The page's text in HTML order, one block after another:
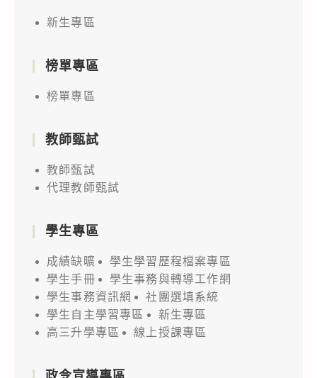
新生專區
榜單專區
榜單專區
教師甄試
教師甄試
代理教師甄試
學生專區
成績缺曠
學生學習歷程檔案專區
學生手冊
學生事務與轉導工作網
學生事務資訊網
社團選填系統
學生自主學習專區
新生專區
高三升學專區
線上授課專區